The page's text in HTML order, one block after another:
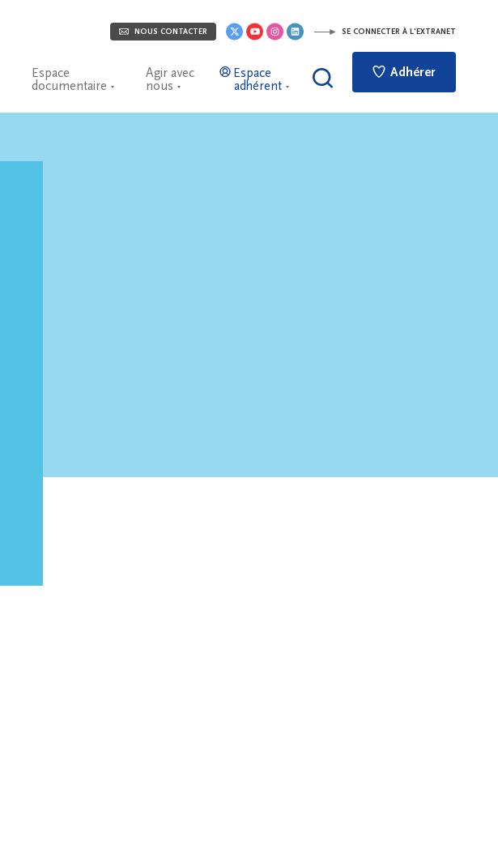
NOUS CONTACTER SE CONNECTER À L'EXTRANET
Espace
documentaire
Agir avec
nous
Espace
adhérent
Adhérer